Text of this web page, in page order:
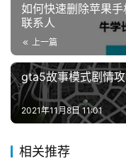
如何快速删除苹果
联系人
上一篇
gta5故事模式剧情
2021年11月8日 11:01
相关推荐